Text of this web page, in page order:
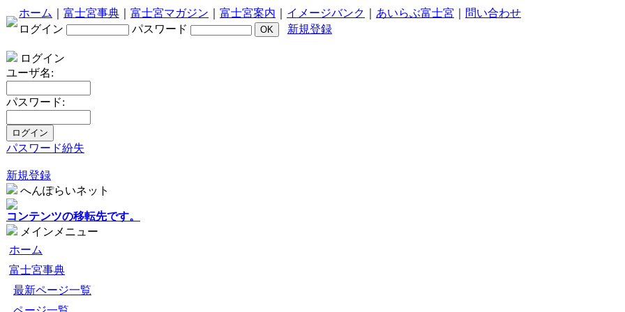
ホーム 富士宮事典 富士宮マガジン 富士宮案内 イメージバンク あいらぶ富士宮
問い合わせ
ログイン
パスワード 新規登録
ログイン
ユーザ名:
パスワード:
パスワード紛失
新規登録
へんぽらいネット
コンテンツの移転先です。
メインメニュー
ホーム
富士宮事典
最新ページ一覧